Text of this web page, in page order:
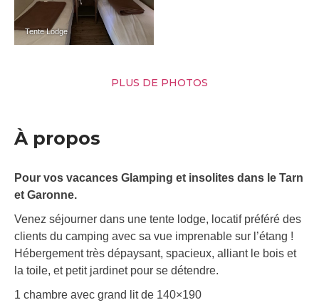
Tente Lodge
PLUS DE PHOTOS
À propos
Pour vos vacances Glamping et insolites dans le Tarn
et Garonne.
Venez séjourner dans une tente lodge, locatif préféré des
clients du camping avec sa vue imprenable sur l’étang !
Hébergement très dépaysant, spacieux, alliant le bois et
la toile, et petit jardinet pour se détendre.
1 chambre avec grand lit de 140×190